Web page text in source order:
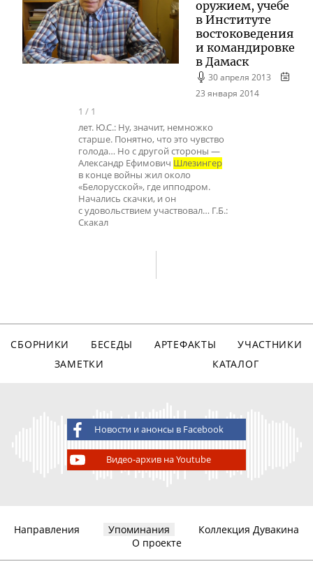
оружием, учебе
в Институте
востоковедения
и командировке
в Дамаск
30 апреля 2013
23 января 2014
1 / 1
лет. Ю.С.: Ну, значит, немножко
старше. Понятно, что это чувство
голода… Но с другой стороны —
Александр Ефимович Шлезингер
в конце войны жил около
«Белорусской», где ипподром.
Начались скачки, и он
с удовольствием участвовал… Г.Б.:
Скакал
СБОРНИКИ БЕСЕДЫ АРТЕФАКТЫ
УЧАСТНИКИ
ЗАМЕТКИ
КАТАЛОГ
Новости и анонсы в Facebook
Видео-архив на Youtube
Направления Упоминания
Коллекция Дувакина
О проекте